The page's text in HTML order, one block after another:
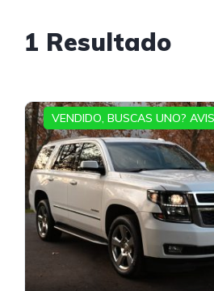
1 Resultado
VENDIDO, BUSCAS UNO?